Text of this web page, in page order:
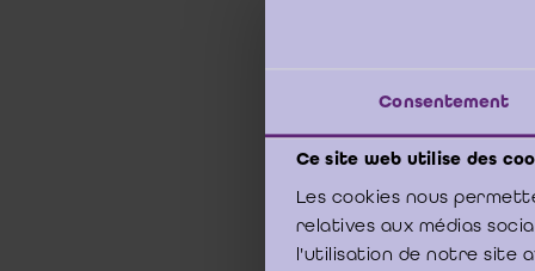
Consentement
Ce site web utilise des
Les cookies nous
relatives aux médias
l'utilisation de notre site